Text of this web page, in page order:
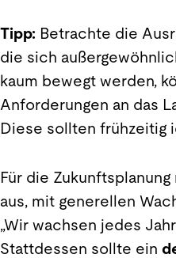
Tipp: Betrachte die
die sich
kaum bewegt werden,
Anforderungen an das
Diese sollten frühzeitig
Für die
aus, mit generellen
„Wir wachsen jedes
Stattdessen sollte ein